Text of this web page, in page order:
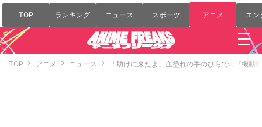
TOP ランキング ニュース スポーツ アニメ エン
TOP アニメ ニュース 「助けに来たよ」血塗れの手のひらで…『機動